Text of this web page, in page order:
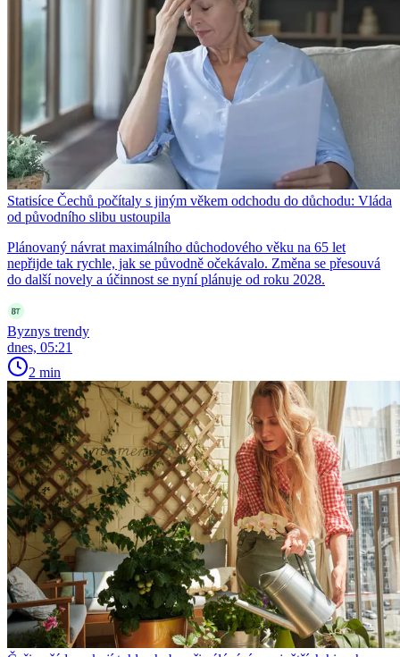
Statisíce Čechů počítaly s jiným věkem odchodu do důchodu: Vláda
od původního slibu ustoupila
Plánovaný návrat maximálního důchodového věku na 65 let
nepřijde tak rychle, jak se původně očekávalo. Změna se přesouvá
do další novely a účinnost se nyní plánuje od roku 2028.
Byznys trendy
dnes, 05:21
2 min